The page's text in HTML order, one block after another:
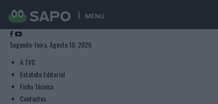
MENU
Segunda-feira, Agosto 10, 2026
A TVC
Estatuto Editorial
Ficha Técnica
Contactos